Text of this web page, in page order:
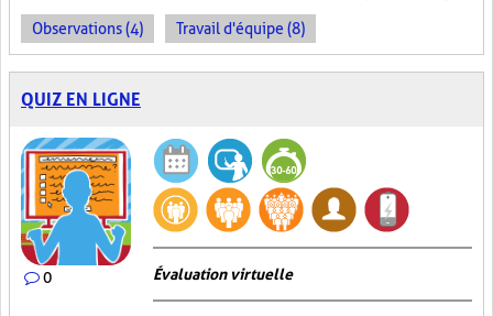
Observations (4) Travail d'équipe (8)
QUIZ EN LIGNE
0 Évaluation virtuelle